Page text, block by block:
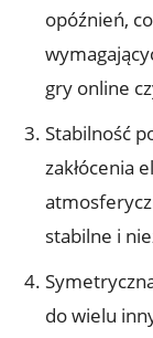
opóźnień,
gry online
Stabilność
zakłócenia
stabilne i
do wielu